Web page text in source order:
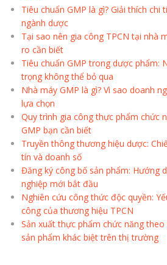
Tiêu chuẩn GMP là gì? Giải thích
ngành dược
Tại sao nên gia công TPCN tại nhà
ro cần biết
Tiêu chuẩn GMP trong dược phẩm:
trọng không thể bỏ qua
Nhà máy GMP là gì? Vì sao doanh
lựa chọn
Quy trình gia công thực phẩm chức
GMP bạn cần biết
Truyền thông thương hiệu dược:
tín và doanh số
Đăng ký công bố sản phẩm: Hướng
nghiệp mới bắt đầu
Nghiên cứu công thức độc quyền:
công của thương hiệu TPCN
Sản xuất thực phẩm chức năng
sản phẩm khác biệt trên thị trường